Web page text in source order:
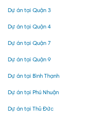
Dự án tại Quận 3
Dự án tại Quận 4
Dự án tại Quận 7
Dự án tại Quận 9
Dự án tại Bình Thạnh
Dự án tại Phú Nhuận
Dự án tại Thủ Đức